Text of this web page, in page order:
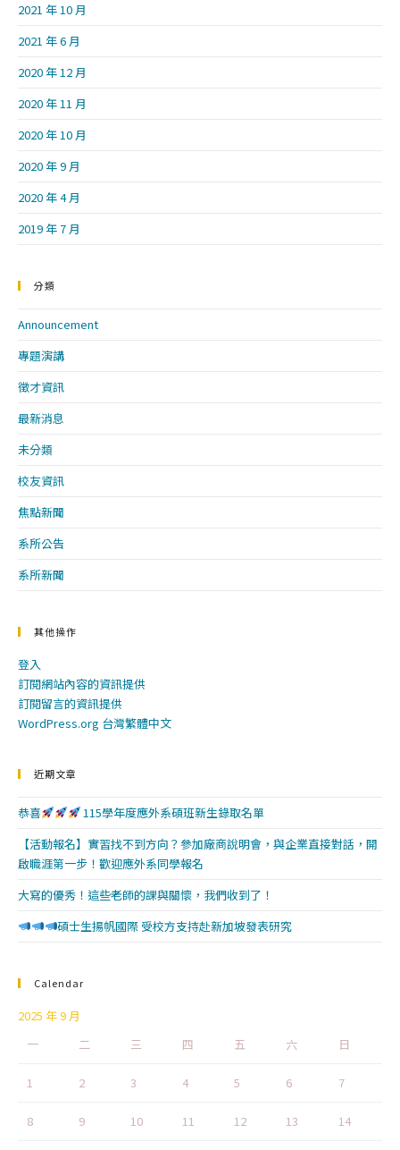
2021 年 10 月
2021 年 6 月
2020 年 12 月
2020 年 11 月
2020 年 10 月
2020 年 9 月
2020 年 4 月
2019 年 7 月
分類
Announcement
專題演講
徵才資訊
最新消息
未分類
校友資訊
焦點新聞
系所公告
系所新聞
其他操作
登入
訂閱網站內容的資訊提供
訂閱留言的資訊提供
WordPress.org 台灣繁體中文
近期文章
恭喜
115學年度應外系碩班新生錄取名單
【活動報名】實習找不到方向？參加廠商說明會，與企業直接對話，開
啟職涯第一步！歡迎應外系同學報名
大寫的優秀！這些老師的課與關懷，我們收到了！
碩士生揚帆國際 受校方支持赴新加坡發表研究
Calendar
2025 年 9 月
一
二 三 四 五 六 日
1 2 3 4 5 6 7
8 9 10 11 12 13 14